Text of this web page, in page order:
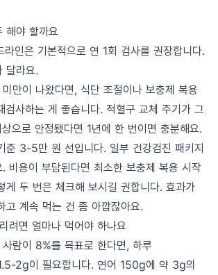
해야 할까요
인은 기본적으로 연 1회 검사를 권장합니다.
달라요.
만이 나왔다면, 식단 조절이나 보충제 복용
사하는 게 좋습니다. 적혈구 교체 주기가 그
으로 안정됐다면 1년에 한 번이면 충분해요.
준 3-5만 원 선입니다. 일부 건강검진 패키지
비용이 부담된다면 최소한 보충제 복용 시작
게 두 번은 체크해 보시길 권합니다. 효과가
고 계속 먹는 건 좀 아깝잖아요.
려면 얼마나 먹어야 하나요
람이 8%를 목표로 한다면, 하루
2g이 필요합니다. 연어 150g에 약 3g의